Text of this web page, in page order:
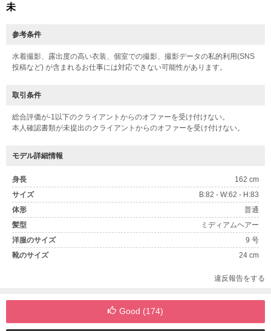
未
参考条件
水着撮影、露出度の高い衣装、個室での撮影、撮影データの私的利用(SNS
投稿など) が含まれるお仕事には対応できない可能性があります。
取引条件
総合評価が-1以下のクライアントからのオファーを受け付けない。
本人確認書類が未提出のクライアントからのオファーを受け付けない。
モデル詳細情報
身長
162 cm
サイズ
B:82 - W:62 - H:83
体形
普通
髪型
ミディアムヘアー
洋服のサイズ
9 号
靴のサイズ
24 cm
違反報告をする
Good (174)